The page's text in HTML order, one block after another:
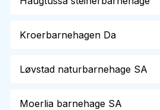
Kroerbarnehagen Da
Løvstad naturbarnehage SA
Moerlia barnehage SA